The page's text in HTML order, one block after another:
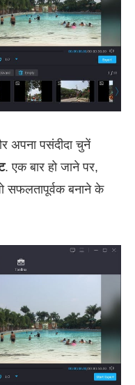
अपना पसंदीदा चुनें
. एक बार हो जाने पर,
सफलतापूर्वक बनाने के